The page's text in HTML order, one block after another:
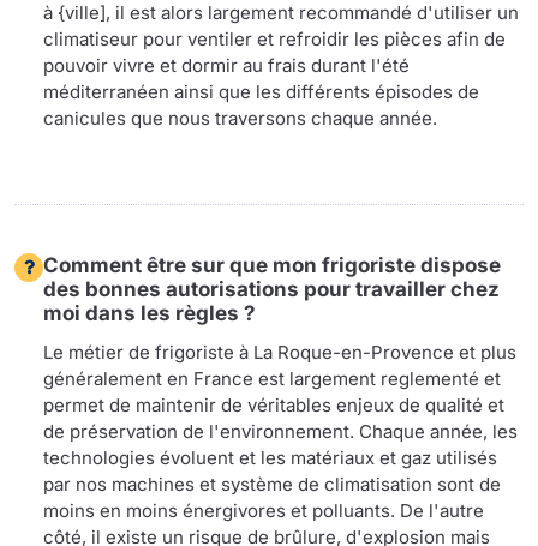
à {ville], il est alors largement recommandé d'utiliser un
climatiseur pour ventiler et refroidir les pièces afin de
pouvoir vivre et dormir au frais durant l'été
méditerranéen ainsi que les différents épisodes de
canicules que nous traversons chaque année.
Comment être sur que mon frigoriste dispose
des bonnes autorisations pour travailler chez
moi dans les règles ?
Le métier de frigoriste à La Roque-en-Provence et plus
généralement en France est largement reglementé et
permet de maintenir de véritables enjeux de qualité et
de préservation de l'environnement. Chaque année, les
technologies évoluent et les matériaux et gaz utilisés
par nos machines et système de climatisation sont de
moins en moins énergivores et polluants. De l'autre
côté, il existe un risque de brûlure, d'explosion mais